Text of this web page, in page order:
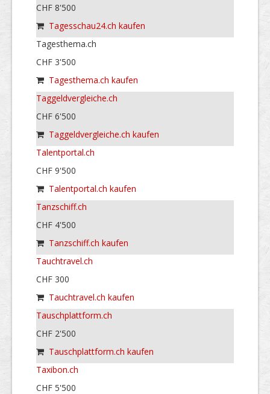
CHF 8'500
Tagesschau24.ch kaufen
Tagesthema.ch
CHF 3'500
Tagesthema.ch kaufen
Taggeldvergleiche.ch
CHF 6'500
Taggeldvergleiche.ch kaufen
Talentportal.ch
CHF 9'500
Talentportal.ch kaufen
Tanzschiff.ch
CHF 4'500
Tanzschiff.ch kaufen
Tauchtravel.ch
CHF 300
Tauchtravel.ch kaufen
Tauschplattform.ch
CHF 2'500
Tauschplattform.ch kaufen
Taxibon.ch
CHF 5'500